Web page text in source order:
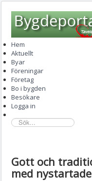
Hem
Aktuellt
Byar
Föreningar
Företag
Bo i bygden
Besökare
Logga in
sök...
Gott och
med